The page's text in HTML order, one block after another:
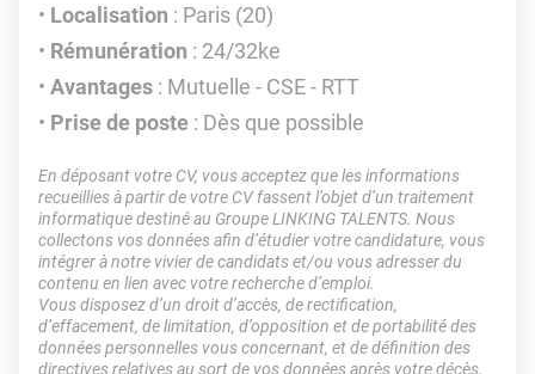
Localisation : Paris (20)
Rémunération : 24/32ke
Avantages : Mutuelle - CSE - RTT
Prise de poste : Dès que possible
En déposant votre CV, vous acceptez que les informations
recueillies à partir de votre CV fassent l’objet d’un traitement
informatique destiné au Groupe LINKING TALENTS. Nous
collectons vos données afin d’étudier votre candidature, vous
intégrer à notre vivier de candidats et/ou vous adresser du
contenu en lien avec votre recherche d’emploi.
Vous disposez d’un droit d’accès, de rectification,
d’effacement, de limitation, d’opposition et de portabilité des
données personnelles vous concernant, et de définition des
directives relatives au sort de vos données après votre décès.